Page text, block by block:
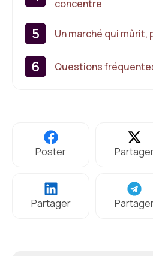
concentre
Un marché qui
Questions
Poster
Partager